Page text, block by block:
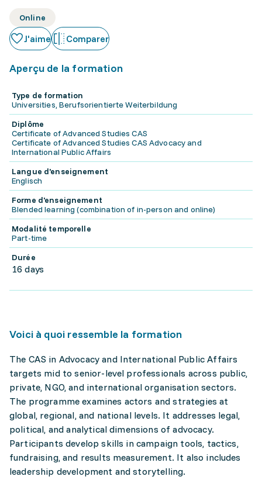
Online
J'aime Comparer
Aperçu de la formation
Type de formation
Universities, Berufsorientierte Weiterbildung
Diplôme
Certificate of Advanced Studies CAS
Certificate of Advanced Studies CAS Advocacy and
International Public Affairs
Langue d'enseignement
Englisch
Forme d'enseignement
Blended learning (combination of in-person and online)
Modalité temporelle
Part-time
Durée
16 days
Voici à quoi ressemble la formation
The CAS in Advocacy and International Public Affairs
targets mid to senior-level professionals across public,
private, NGO, and international organisation sectors.
The programme examines actors and strategies at
global, regional, and national levels. It addresses legal,
political, and analytical dimensions of advocacy.
Participants develop skills in campaign tools, tactics,
fundraising, and results measurement. It also includes
leadership development and storytelling.